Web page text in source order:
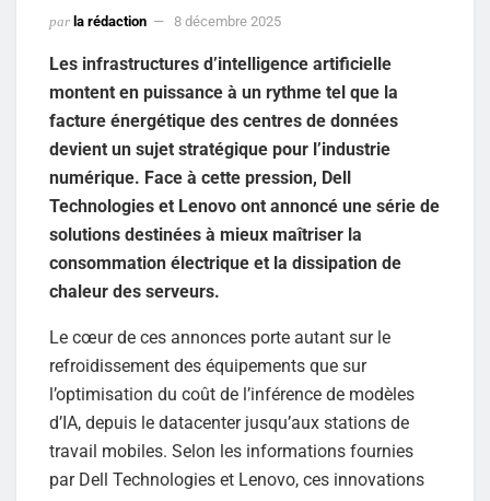
par la rédaction 8 décembre 2025
Les infrastructures d’intelligence artificielle
montent en puissance à un rythme tel que la
facture énergétique des centres de données
devient un sujet stratégique pour l’industrie
numérique. Face à cette pression, Dell
Technologies et Lenovo ont annoncé une série de
solutions destinées à mieux maîtriser la
consommation électrique et la dissipation de
chaleur des serveurs.
Le cœur de ces annonces porte autant sur le
refroidissement des équipements que sur
l’optimisation du coût de l’inférence de modèles
d’IA, depuis le datacenter jusqu’aux stations de
travail mobiles. Selon les informations fournies
par Dell Technologies et Lenovo, ces innovations